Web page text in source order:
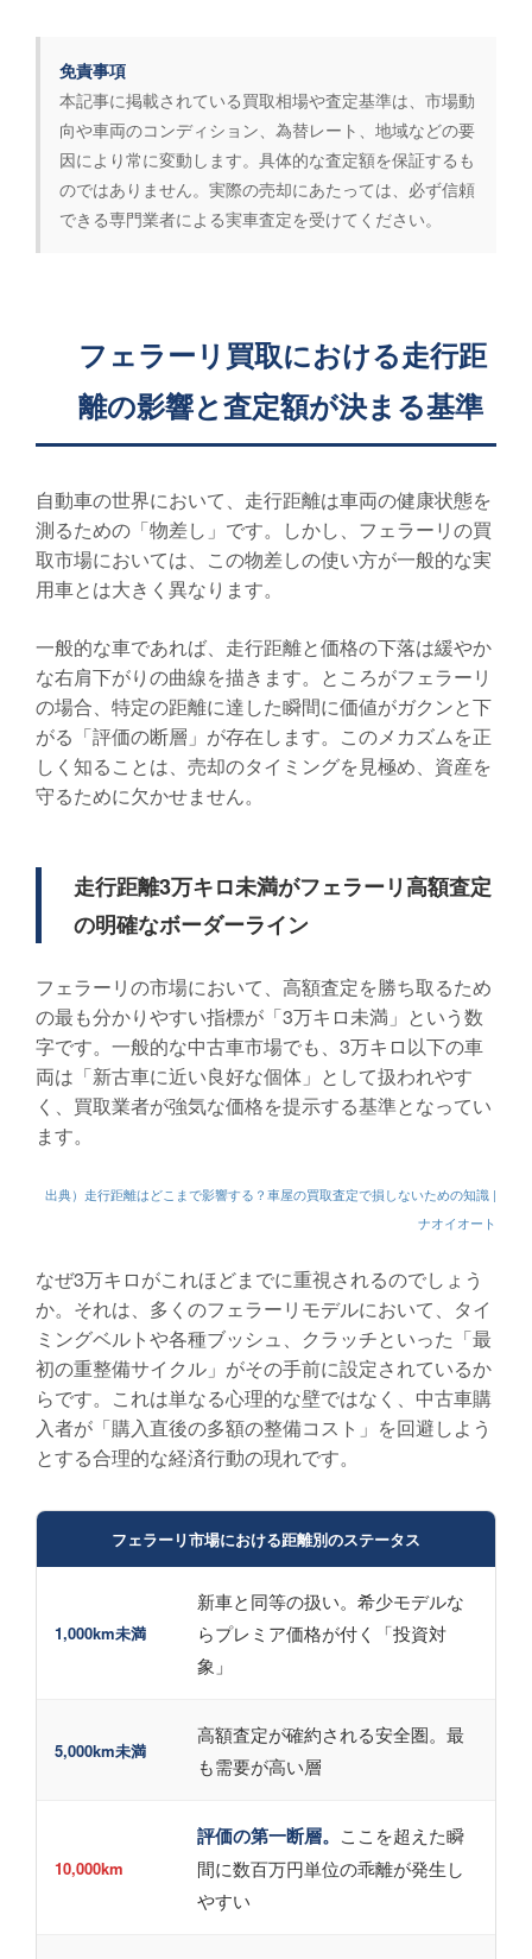
免責事項
本記事に掲載されている買取相場や査定基準は、市場動
向や車両のコンディション、為替レート、地域などの要
因により常に変動します。具体的な査定額を保証するも
のではありません。実際の売却にあたっては、必ず信頼
できる専門業者による実車査定を受けてください。
フェラーリ買取における走行距
離の影響と査定額が決まる基準
自動車の世界において、走行距離は車両の健康状態を
測るための「物差し」です。しかし、フェラーリの買
取市場においては、この物差しの使い方が一般的な実
用車とは大きく異なります。
一般的な車であれば、走行距離と価格の下落は緩やか
な右肩下がりの曲線を描きます。ところがフェラーリ
の場合、特定の距離に達した瞬間に価値がガクンと下
がる「評価の断層」が存在します。このメカズムを正
しく知ることは、売却のタイミングを見極め、資産を
守るために欠かせません。
走行距離3万キロ未満がフェラーリ高額査定
の明確なボーダーライン
フェラーリの市場において、高額査定を勝ち取るため
の最も分かりやすい指標が「3万キロ未満」という数
字です。一般的な中古車市場でも、3万キロ以下の車
両は「新古車に近い良好な個体」として扱われやす
く、買取業者が強気な価格を提示する基準となってい
ます。
出典）走行距離はどこまで影響する？車屋の買取査定で損しないための知識 |
ナオイオート
なぜ3万キロがこれほどまでに重視されるのでしょう
か。それは、多くのフェラーリモデルにおいて、タイ
ミングベルトや各種ブッシュ、クラッチといった「最
初の重整備サイクル」がその手前に設定されているか
らです。これは単なる心理的な壁ではなく、中古車購
入者が「購入直後の多額の整備コスト」を回避しよう
とする合理的な経済行動の現れです。
フェラーリ市場における距離別のステータス
1,000km未満
新車と同等の扱い。希少モデルな
らプレミア価格が付く「投資対
象」
5,000km未満
高額査定が確約される安全圏。最
も需要が高い層
10,000km
評価の第一断層。 ここを超えた瞬
間に数百万円単位の乖離が発生し
やすい